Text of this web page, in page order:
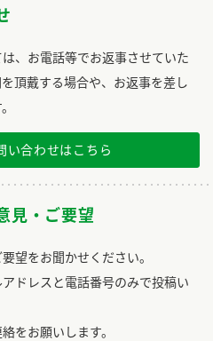
、お電話等でお返事させていた
頂戴する場合や、お返事を差し
い合わせはこちら
見・ご要望
望をお聞かせください。
ドレスと電話番号のみで投稿い
をお願いします。